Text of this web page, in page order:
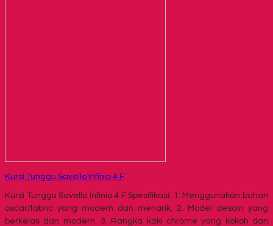
Kursi Tunggu Savello Infinio 4 F
Kursi Tunggu Savello Infinio 4 F Spesifikasi: 1. Menggunakan bahan
oscar/fabric yang modern dan menarik. 2. Model desain yang
berkelas dan modern. 3. Rangka kaki chrome yang kokoh dan